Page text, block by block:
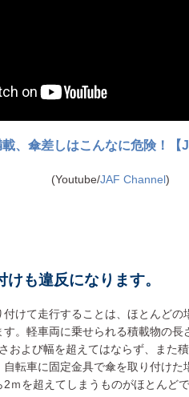
、傘差しはこんなに危険！【
(Youtube/JAF Channel)
も違反になります。
けて走行することは、ほとんど
。軽車両に乗せられる積載物の
および幅を超えてはならず、また
転車に固定金具で傘を取り付け
ｍを超えてしまうものがほとんど